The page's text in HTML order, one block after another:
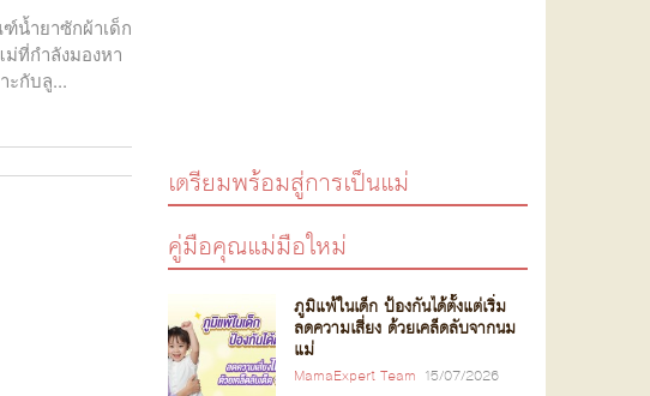
น้ำยาซักผ้าเด็ก
ที่กำลังมองหา
ะกับลู...
เตรียมพร้อมสู่การเป็นแม่
คู่มือคุณแม่มือใหม่
ภูมิแพ้ในเด็ก ป้องกันได้ตั้งแต่เริ่ม
ลดความเสี่ยง ด้วยเคล็ดลับจากนม
แม่
MamaExpert Team 15/07/2026